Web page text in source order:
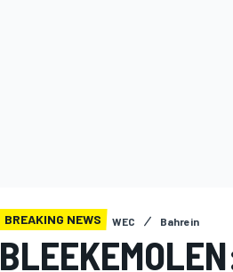
BREAKING NEWS WEC Bahrein